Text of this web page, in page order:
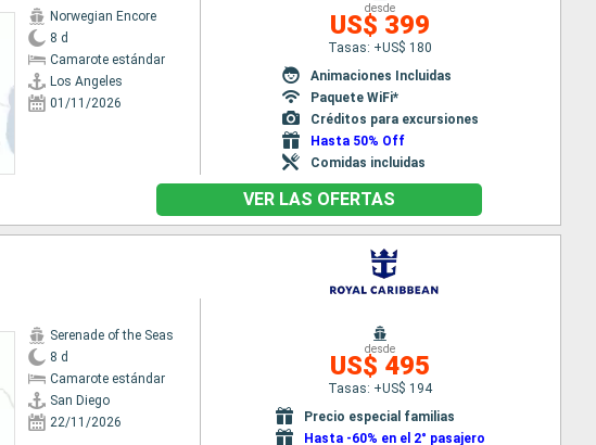
Norwegian Encore
8 d
Camarote estándar
Los Angeles
01/11/2026
desde
US$ 399
Tasas: +US$ 180
Animaciones Incluidas
Paquete WiFi*
Créditos para excursiones
Hasta 50% Off
Comidas incluidas
VER LAS OFERTAS
Serenade of the Seas
8 d
Camarote estándar
San Diego
22/11/2026
desde
US$ 495
Tasas: +US$ 194
Precio especial familias
Hasta -60% en el 2° pasajero